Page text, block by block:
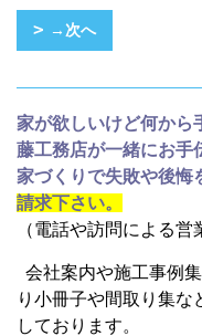
→次へ
家が欲しいけど何から
藤工務店が一緒にお手
家づくりで失敗や後悔
請求下さい。
（電話や訪問による
会社案内や施工事例
り小冊子や間取り集
しております。